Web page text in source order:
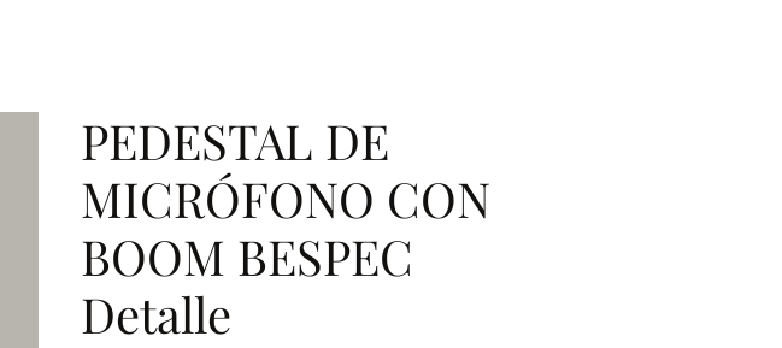
PEDESTAL DE
MICRÓFONO CON
BOOM BESPEC
Detalle